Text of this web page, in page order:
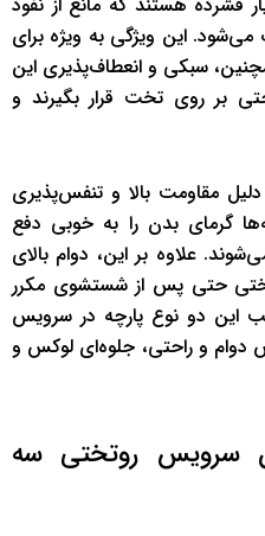
می‌شود. این ویژگی به ویژه برای
سبکی و انعطاف‌پذیری این
بر روی تخت قرار بگیرند و
مقاومت بالا و تنفس‌پذیری
گرمای بدن را به خوبی دفع
علاوه بر این، دوام بالای
حتی پس از شستشوی مکرر
این دو نوع پارچه در سرویس
دوام و راحتی، جلوه‌ای لوکس و
سرویس روتختی سه